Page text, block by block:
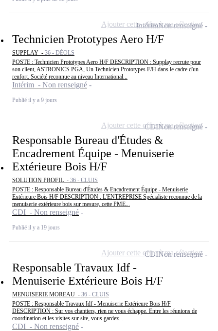
Technicien Prototypes Aero H/F
SUPPLAY - 36 - DÉOLS
POSTE : Technicien Prototypes Aero H/F DESCRIPTION : Supplay recrute pour
son client, ASTRONICS PGA, Un Technicien Prototypes F/H dans le cadre d'un
renfort. Société reconnue au niveau International...
Intérim - Non renseigné
Publié il y a 9 jours
IntérimNon renseigné
Ajouter cette offre à ma sélection
Responsable Bureau d'Études &
Encadrement Équipe - Menuiserie
Extérieure Bois H/F
SOLUTION PROFIL - 36 - CLUIS
POSTE : Responsable Bureau d'Études & Encadrement Équipe - Menuiserie
Extérieure Bois H/F DESCRIPTION : L'ENTREPRISE Spécialiste reconnue de la
menuiserie extérieure bois sur mesure, cette PME...
CDI - Non renseigné
Publié il y a 19 jours
CDINon renseigné
Ajouter cette offre à ma sélection
Responsable Travaux Idf -
Menuiserie Extérieure Bois H/F
MENUISERIE MOREAU - 36 - CLUIS
POSTE : Responsable Travaux Idf - Menuiserie Extérieure Bois H/F
DESCRIPTION : Sur vos chantiers, rien ne vous échappe. Entre les réunions de
coordination et les visites sur site, vous gardez...
CDI - Non renseigné
CDINon renseigné
Ajouter cette offre à ma sélection